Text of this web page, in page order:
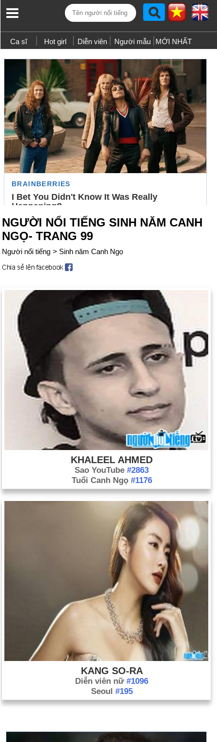
Ca sĩ Hot girl Diễn viên Người mẫu MỚI NHẤT
NGƯỜI NỔI TIẾNG SINH NĂM CANH
NGỌ- TRANG 99
Người nổi tiếng > Sinh năm Canh Ngọ
KHALEEL AHMED
Sao YouTube #2863
Tuổi Canh Ngọ #1176
KANG SO-RA
Diễn viên nữ #1096
Seoul #195